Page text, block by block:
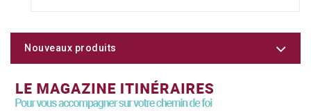
Nouveaux produits